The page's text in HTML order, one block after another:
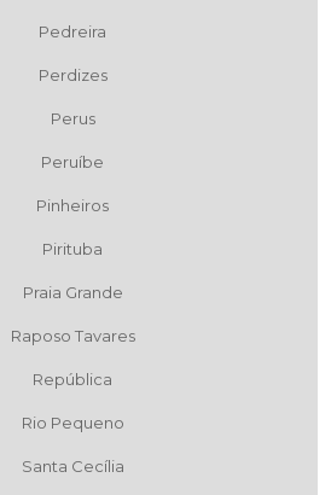
Pedreira
Perdizes
Perus
Peruíbe
Pinheiros
Pirituba
Praia Grande
Raposo Tavares
República
Rio Pequeno
Santa Cecília